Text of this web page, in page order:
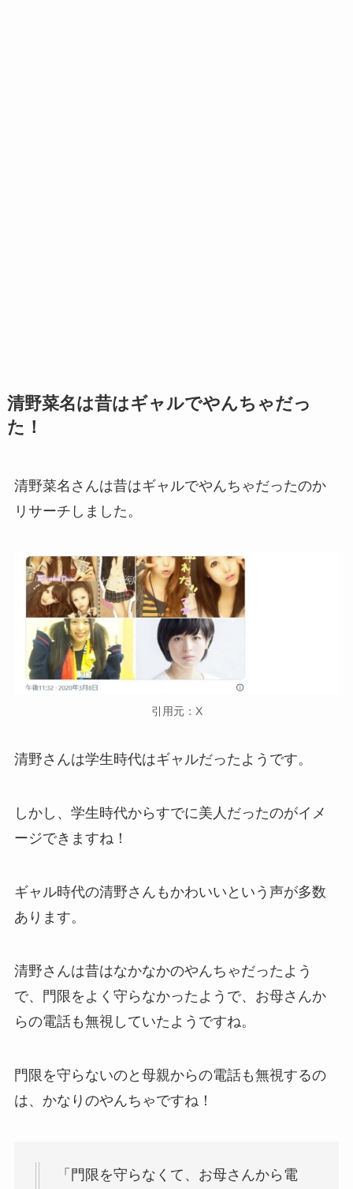
清野菜名は昔はギャルでやんちゃだっ
た！
清野菜名さんは昔はギャルでやんちゃだったのか
リサーチしました。
引用元：X
清野さんは学生時代はギャルだった ようです。
しかし、学生時代からすでに美人だったのがイメ
ージできますね！
ギャル時代の清野さんもかわいいという声が多数
あります。
清野さんは昔はなかなかのやんちゃだったよう
で、門限をよく守らなかったようで、お母さんか
らの電話も無視していたようですね。
門限を守らないのと母親からの電話も無視するの
は、かなりのやんちゃですね！
「門限を守らなくて、お母さんから電